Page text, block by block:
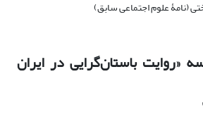
«روایت‌‌ باستان‌گرایی در ایران